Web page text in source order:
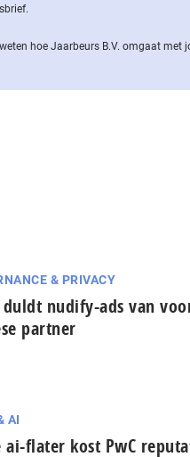
hoe Jaarbeurs B.V. omgaat met
& PRIVACY
nudify-ads van
partner
AI
ai-flater kost PwC